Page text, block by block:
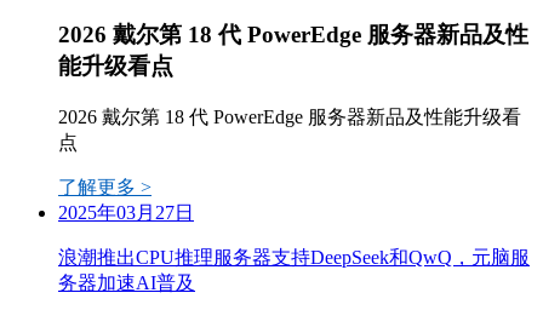
2026 戴尔第 18 代 PowerEdge 服务器新品及性
能升级看点
2026 戴尔第 18 代 PowerEdge 服务器新品及性能升级看
点
了解更多 >
2025年03月27日
浪潮推出CPU推理服务器支持DeepSeek和QwQ，元脑服
务器加速AI普及